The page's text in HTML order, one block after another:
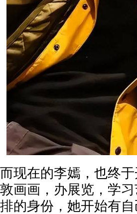
而现在的李嫣，也终
敦画画，办展览，学
排的身份，她开始有